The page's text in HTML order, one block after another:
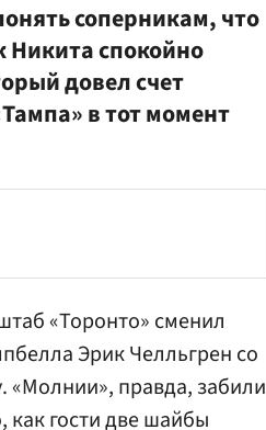
соперникам, что
Никита спокойно
довел счет
в тот момент
«Торонто» сменил
Эрик Челльгрен со
«Молнии», правда, забили
как гости две шайбы